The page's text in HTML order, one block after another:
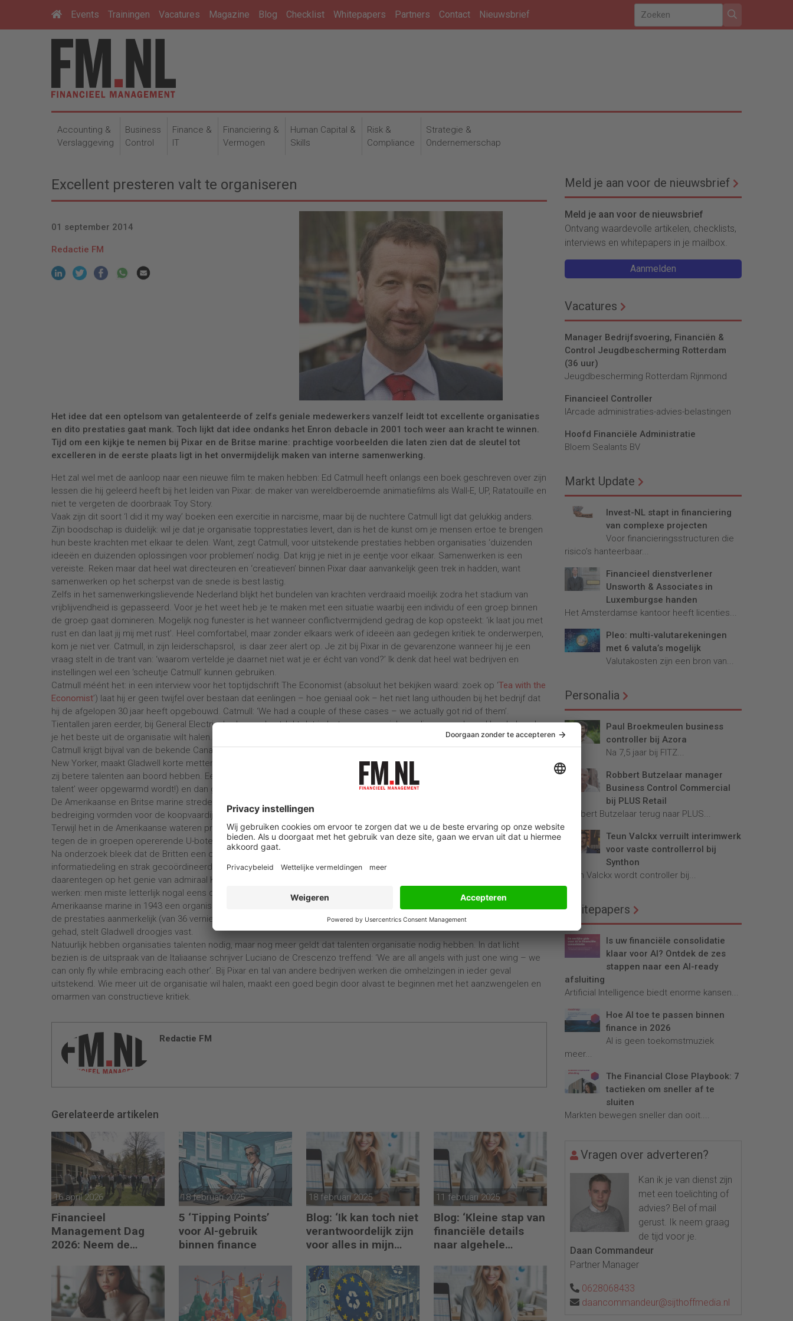
Events Trainingen Vacatures Magazine Blog Checklist Whitepapers Partners Contact Nieuwsbrief
Accounting &
Verslaggeving
Business
Control
Finance &
IT
Financiering &
Vermogen
Human Capital &
Skills
Risk &
Compliance
Strategie &
Ondernemerschap
Excellent presteren valt te organiseren
01 september 2014
Redactie FM
Het idee dat een optelsom van getalenteerde of zelfs geniale medewerkers vanzelf leidt tot excellente organisaties
en dito prestaties gaat mank. Toch lijkt dat idee ondanks het Enron debacle in 2001 toch weer aan kracht te winnen.
Tijd om een kijkje te nemen bij Pixar en de Britse marine: prachtige voorbeelden die laten zien dat de sleutel tot
excelleren in de eerste plaats ligt in het onvermijdelijk maken van interne samenwerking.
Het zal wel met de aanloop naar een nieuwe film te maken hebben: Ed Catmull heeft onlangs een boek geschreven over zijn
lessen die hij geleerd heeft bij het leiden van Pixar: de maker van wereldberoemde animatiefilms als Wall-E, UP, Ratatouille en
niet te vergeten de doorbraak Toy Story.
Vaak zijn dit soort ‘I did it my way’ boeken een exercitie in narcisme, maar bij de nuchtere Catmull ligt dat gelukkig anders.
Zijn boodschap is duidelijk: wil je dat je organisatie topprestaties levert, dan is het de kunst om je mensen ertoe te brengen
hun beste krachten met elkaar te delen. Want, zegt Catmull, voor uitstekende prestaties hebben organisaties ‘duizenden
ideeën en duizenden oplossingen voor problemen’ nodig. Dat krijg je niet in je eentje voor elkaar. Samenwerken is een
vereiste. Reken maar dat heel wat directeuren en ‘creatieven’ binnen Pixar daar aanvankelijk geen trek in hadden, want
samenwerken op het scherpst van de snede is best lastig.
Zelfs in het samenwerkingslievende Nederland blijkt het bundelen van krachten verdraaid moeilijk zodra het stadium van
vrijblijvendheid is gepasseerd. Voor je het weet heb je te maken met een situatie waarbij een individu of een groep binnen
de groep gaat domineren. Mogelijk nog funester is het wanneer conflictvermijdend gedrag de kop opsteekt: ‘ik laat jou met
rust en dan laat jij mij met rust’. Heel comfortabel, maar zonder elkaars werk of ideeën aan gedegen kritiek te onderwerpen,
kom je niet ver. Catmull, in zijn leiderschapsrol, is daar zeer alert op. Je zit bij Pixar in de gevarenzone wanneer hij je een
vraag stelt in de trant van: ‘waarom vertelde je daarnet niet wat je er écht van vond?’ Ik denk dat heel wat bedrijven en
instellingen wel een ‘scheutje Catmull’ kunnen gebruiken.
Catmull méént het: in een interview voor het toptijdschrift The Economist (absoluut het bekijken waard: zoek op ‘Tea with the
Economist’) laat hij er geen twijfel over bestaan dat eenlingen – hoe geniaal ook – het niet lang uithouden bij het bedrijf dat
hij de afgelopen 30 jaar heeft opgebouwd. Catmull: ‘We had a couple of these cases – we actually got rid of them’.
Tientallen jaren eerder, bij General Electric, had men al ontdekt dat je beter geen geniale eenlingen aan boord kon halen als
je het beste uit de organisatie wilt halen. Kortom: talents fit for the job, but not fit for the organization? Niet aan beginnen.
Catmull krijgt bijval van de bekende Canadese onderzoeksjournalist Malcolm Gladwell. In zijn essay ‘The Talent Myth’ in The
New Yorker, maakt Gladwell korte metten met de hardnekkige misvatting dat topbedrijven de concurrentie verslaan doordat
zij betere talenten aan boord hebben. Eerst krijgen Enron en McKinsey er van langs (hoed u als de oude prak van ‘war for
talent’ weer opgewarmd wordt!) en dan geeft hij een voorbeeld uit de Tweede Wereldoorlog dat ik u niet wil onthouden.
De Amerikaanse en Britse marine streden in 1942 ieder op hun eigen manier tegen Duitse onderzeeboten die een grote
bedreiging vormden voor de koopvaardijschepen die zorgden voor de aanvoer van cruciale grondstoffen en producten.
Terwijl het in de Amerikaanse wateren prijsschieten was voor de Duitsers, wisten de Britten hun schepen bijzonder goed
tegen de in groepen opererende U-boten te verdedigen. Hoe kon dat?
Na onderzoek bleek dat de Britten een centraal aangestuurde organisatie hadden gevormd die hen in staat stelde tot snelle
informatiedeling en strak gecoördineerde acties met veel verschillende spelers. De Amerikaanse marine koerste
daarentegen op het genie van admiraal King, technologische know-how en decentraal management. Op zee bleek dit niet te
werken: men miste letterlijk nogal eens de (onderzee)boot bij gebrek aan effectieve samenwerking. Pas toen de
Amerikaanse marine in 1943 een organisatie vormde die gericht was op het benutten van de collectieve kracht, verbeterden
de prestaties aanmerkelijk (van 36 vernietigde duikboten in 1942, naar 75 in 1943). Nog meer talent toevoegen had weinig zin
gehad, stelt Gladwell droogjes vast.
Natuurlijk hebben organisaties talenten nodig, maar nog meer geldt dat talenten organisatie nodig hebben. In dat licht
bezien is de uitspraak van de Italiaanse schrijver Luciano de Crescenzo treffend: ‘We are all angels with just one wing – we
can only fly while embracing each other’. Bij Pixar en tal van andere bedrijven werken die omhelzingen in ieder geval
uitstekend. Wie meer uit de organisatie wil halen, maakt een goed begin door alvast te beginnen met het aanzwengelen en
omarmen van constructieve kritiek.
Redactie FM
Gerelateerde artikelen
16 april 2026
Financieel
Management Dag
2026: Neem de
18 februari 2025
5 ‘Tipping Points’
voor AI-gebruik
binnen finance
18 februari 2025
Blog: ‘Ik kan toch niet
verantwoordelijk zijn
voor alles in mijn
11 februari 2025
Blog: ‘Kleine stap van
financiële details
naar algehele
Meld je aan voor de nieuwsbrief
Meld je aan voor de nieuwsbrief
Ontvang waardevolle artikelen, checklists,
interviews en whitepapers in je mailbox.
Aanmelden
Vacatures
Manager Bedrijfsvoering, Financiën &
Control Jeugdbescherming Rotterdam
(36 uur)
Jeugdbescherming Rotterdam Rijnmond
Financieel Controller
lArcade administraties-advies-belastingen
Hoofd Financiële Administratie
Bloem Sealants BV
Markt Update
Invest-NL stapt in financiering
van complexe projecten
Voor financieringsstructuren die
risico’s hanteerbaar...
Financieel dienstverlener
Unsworth & Associates in
Luxemburgse handen
Het Amsterdamse kantoor heeft licenties...
Pleo: multi-valutarekeningen
met 6 valuta’s mogelijk
Valutakosten zijn een bron van...
Personalia
Paul Broekmeulen business
controller bij Azora
Na 7,5 jaar bij FITZ...
Robbert Butzelaar manager
Business Control Commercial
bij PLUS Retail
Robbert Butzelaar terug naar PLUS...
Teun Valckx verruilt interimwerk
voor vaste controllerrol bij
Synthon
Teun Valckx wordt controller bij...
Whitepapers
Is uw financiële consolidatie
klaar voor AI? Ontdek de zes
stappen naar een AI-ready
afsluiting
Artificial Intelligence biedt enorme kansen...
Hoe AI toe te passen binnen
finance in 2026
AI is geen toekomstmuziek
meer...
The Financial Close Playbook: 7
tactieken om sneller af te
sluiten
Markten bewegen sneller dan ooit....
Vragen over adverteren?
Kan ik je van dienst zijn
met een toelichting of
advies? Bel of mail
gerust. Ik neem graag
de tijd voor je.
Daan Commandeur
Partner Manager
0628068433
daancommandeur@sijthoffmedia.nl